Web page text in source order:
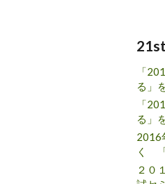
「
る」
「
る」
2016
く
２０